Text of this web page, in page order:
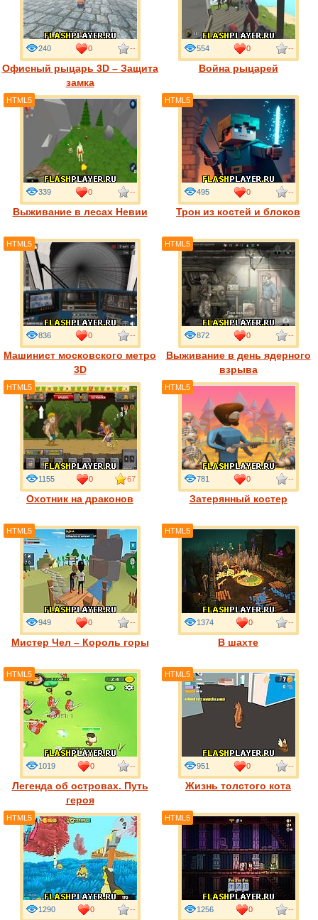
Офисный рыцарь 3D – Защита
замка
240 0 --
Война рыцарей
554 0 --
Выживание в лесах Невии
339 0 --
HTML5
Трон из костей и блоков
495 0 --
HTML5
Машинист московского метро
3D
836 0 --
HTML5
Выживание в день ядерного
взрыва
872 0 --
HTML5
Охотник на драконов
1155 0 67
HTML5
Затерянный костер
781 0 --
HTML5
Мистер Чел – Король горы
949 0 --
HTML5
В шахте
1374 0 --
HTML5
Легенда об островах. Путь
героя
1019 0 --
HTML5
Жизнь толстого кота
951 0 --
HTML5
1290 0 --
HTML5
1256 0 --
HTML5